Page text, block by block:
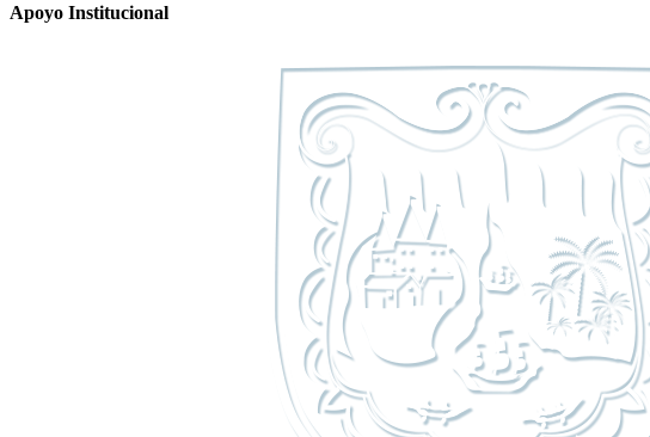
Apoyo Institucional